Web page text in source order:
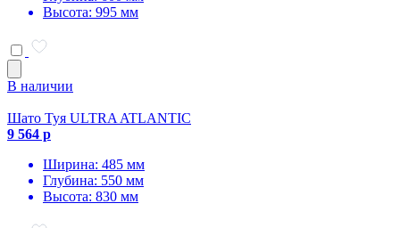
Высота: 995 мм
В наличии
Шато Туя ULTRA ATLANTIC
9 564 р
Ширина: 485 мм
Глубина: 550 мм
Высота: 830 мм